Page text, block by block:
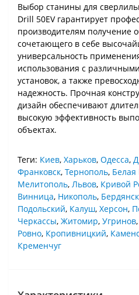
Выбор станины для
Drill 50EV гарантирует
производителям получение
сочетающего в себе
универсальность
использования с
установок, а также
надежность. Прочная
дизайн обеспечивают
высокую эффективность
объектах.
Теги: Киев, Харьков, Одесса,
Франковск, Тернополь, Белая
Мелитополь, Львов, Кривой
Винница, Никополь, Бердянск
Подольский, Калуш, Херсон,
Черкассы, Житомир, Угринов,
Ровно, Кропивницкий,
Кременчуг